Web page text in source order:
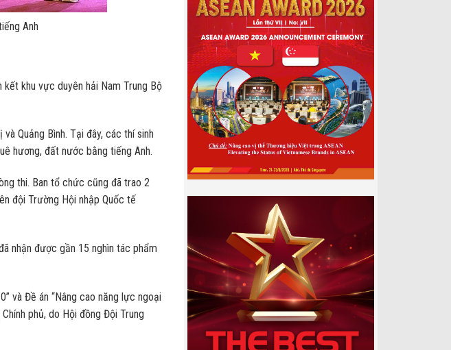
Anh
khu vực duyên hải Nam Trung Bộ
Quảng Bình. Tại đây, các thí sinh
hương, đất nước bằng tiếng Anh.
thi. Ban tổ chức cũng đã trao 2
đội Trường Hội nhập Quốc tế
nhận được gần 15 nghìn tác phẩm
và Đề án “Nâng cao năng lực ngoại
phủ, do Hội đồng Đội Trung